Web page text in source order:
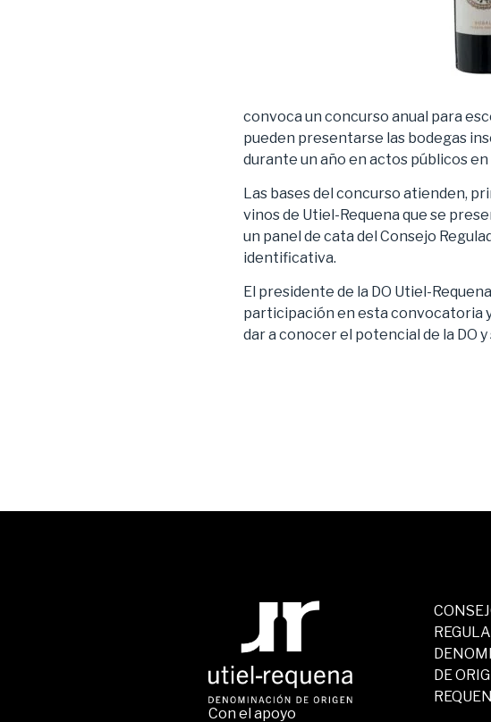
convoca un concurso anual para
pueden presentarse las bodegas
durante un año en actos públicos
Las bases del concurso atienden,
vinos de Utiel-Requena que se
un panel de cata del Consejo
identificativa.
El presidente de la DO Utiel-Requena
participación en esta convocatoria
dar a conocer el potencial de la DO y
Con el apoyo
DE